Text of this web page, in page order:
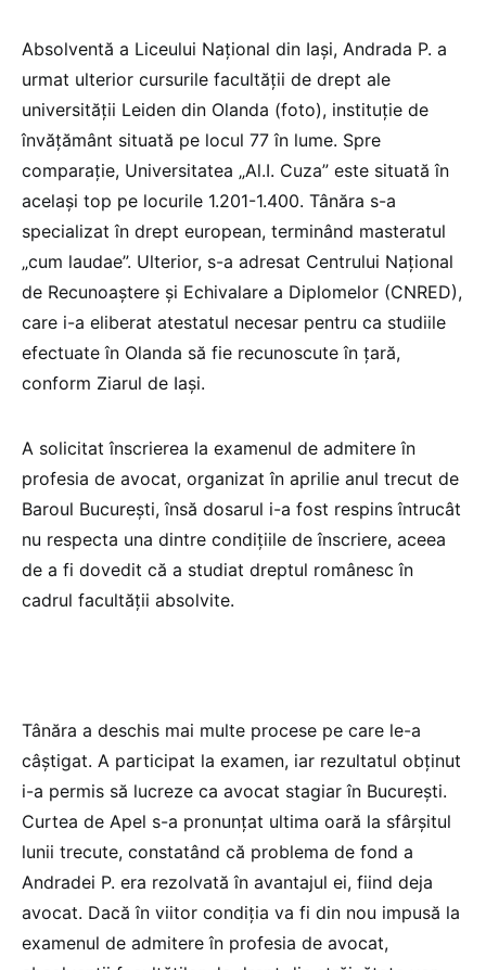
Absolventă a Liceului Naţional din Iaşi, Andrada P. a
urmat ulterior cursurile facultăţii de drept ale
universităţii Leiden din Olanda (foto), instituţie de
învăţământ situată pe locul 77 în lume. Spre
comparaţie, Universitatea „Al.I. Cuza” este situată în
acelaşi top pe locurile 1.201-1.400. Tânăra s-a
specializat în drept european, terminând masteratul
„cum laudae”. Ulterior, s-a adresat Centrului Naţional
de Recunoaştere şi Echivalare a Diplomelor (CNRED),
care i-a eliberat atestatul necesar pentru ca studiile
efectuate în Olanda să fie recunoscute în ţară,
conform Ziarul de Iași.
A solicitat înscrierea la examenul de admitere în
profesia de avocat, organizat în aprilie anul trecut de
Baroul Bucureşti, însă dosarul i-a fost respins întrucât
nu respecta una dintre condiţiile de înscriere, aceea
de a fi dovedit că a studiat dreptul românesc în
cadrul facultăţii absolvite.
Tânăra a deschis mai multe procese pe care le-a
câștigat. A participat la examen, iar rezultatul obţinut
i-a permis să lucreze ca avocat stagiar în Bucureşti.
Curtea de Apel s-a pronunţat ultima oară la sfârşitul
lunii trecute, constatând că problema de fond a
Andradei P. era rezolvată în avantajul ei, fiind deja
avocat. Dacă în viitor condiţia va fi din nou impusă la
examenul de admitere în profesia de avocat,